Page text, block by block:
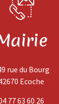
rue du Bourg
Ecoche
77 63 60 26